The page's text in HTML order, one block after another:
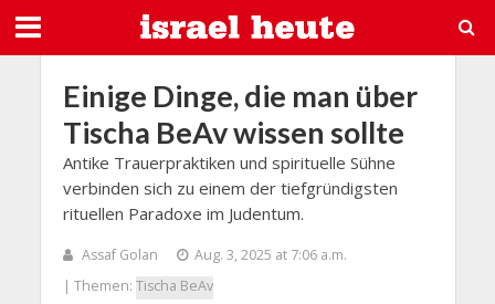
Einige Dinge, die man über
Tischa BeAv wissen sollte
Antike Trauerpraktiken und spirituelle Sühne
verbinden sich zu einem der tiefgründigsten
rituellen Paradoxe im Judentum.
Assaf Golan
Aug. 3, 2025 at 7:06 a.m.
| Themen: Tischa BeAv